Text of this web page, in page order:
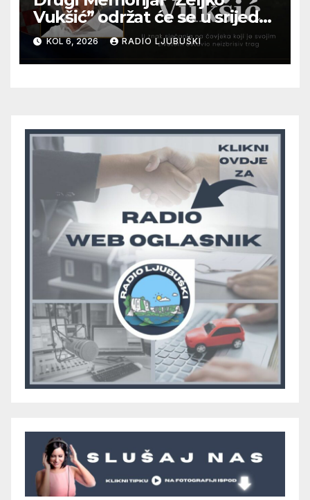
Vukšić” održat će se u srijedu
12. kolovoza u Otoku
KOL 6, 2026 RADIO LJUBUŠKI